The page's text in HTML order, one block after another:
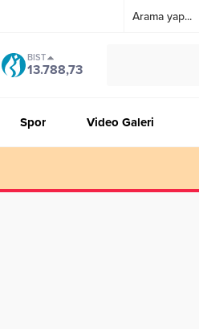
BIST
13.788,73
Spor Video Galeri